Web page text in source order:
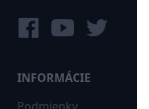
INFORMÁCIE